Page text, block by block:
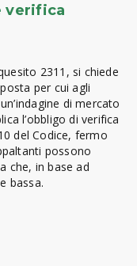
verifica
2311, si chiede
per cui agli
di mercato
l’obbligo di verifica
del Codice, fermo
possono
che, in base ad
bassa.